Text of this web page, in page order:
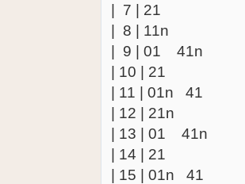
| 7 | 21
| 8 | 11n
| 9 | 01 41n
| 10 | 21
| 11 | 01n 41
| 12 | 21n
| 13 | 01 41n
| 14 | 21
| 15 | 01n 41